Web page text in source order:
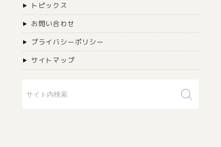
トピックス
お問い合わせ
プライバシーポリシー
サイトマップ